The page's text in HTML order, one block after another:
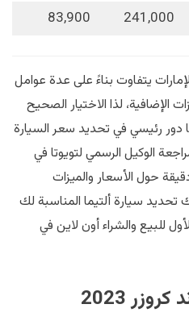
241,000
83,900
لاند كروزر 2023 في الإمارات يتفاوت بناءً على عدة عوامل
الإضافية، لذا الاختيار الصحيح
دور رئيسي في تحديد سعر السيارة
الوكيل الرسمي لتويوتا في
حول الأسعار والميزات
سيارة ألتيما المناسبة لك
للبيع والشراء أون لاين في
2023